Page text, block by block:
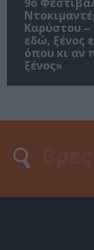
Καρύστου –
εδώ, ξένος
όπου κι αν
ξένος»